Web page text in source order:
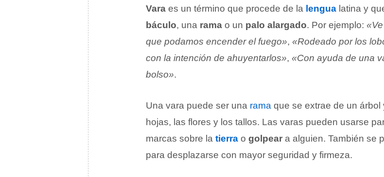
Vara es un término que procede de la lengua latina y
báculo, una rama o un palo alargado. Por ejemplo:
que podamos encender el fuego», «Rodeado por los
con la intención de ahuyentarlos», «Con ayuda de una
bolso».
Una vara puede ser una rama que se extrae de un
hojas, las flores y los tallos. Las varas pueden usarse
marcas sobre la tierra o golpear a alguien. También se
para desplazarse con mayor seguridad y firmeza.